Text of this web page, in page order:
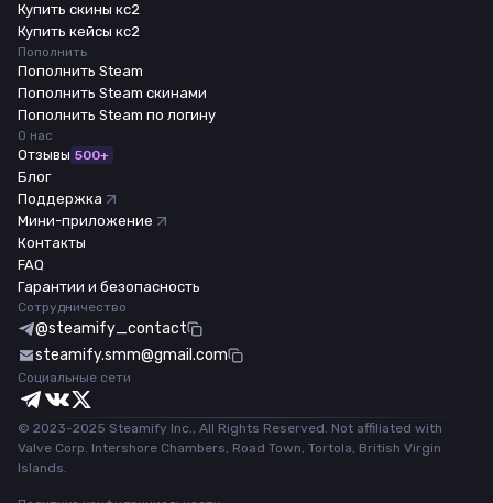
Купить скины кс2
Купить кейсы кс2
Пополнить
Пополнить Steam
Пополнить Steam скинами
Пополнить Steam по логину
О нас
Отзывы 500+
Блог
Поддержка
Мини-приложение
Контакты
FAQ
Гарантии и безопасность
Сотрудничество
@steamify_contact
steamify.smm@gmail.com
Социальные сети
© 2023-2025 Steamify Inc., All Rights Reserved. Not affiliated with
Valve Corp. Intershore Chambers, Road Town, Tortola, British Virgin
Islands.